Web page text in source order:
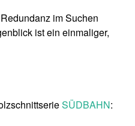
im Suchen
ist ein einmaliger,
SÜDBAHN: